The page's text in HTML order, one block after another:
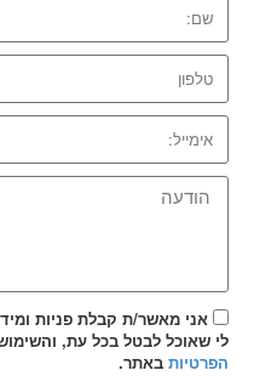
אני מאשר/ת קבלת פניות
לי שאוכל לבטל בכל עת,
הפרטיות באתר.